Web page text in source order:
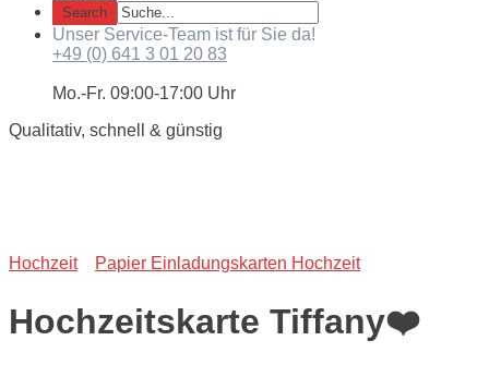
Unser Service-Team ist für Sie da!
+49 (0) 641 3 01 20 83
Mo.-Fr. 09:00-17:00 Uhr
Qualitativ, schnell & günstig
Hochzeit Papier Einladungskarten Hochzeit
Hochzeitskarte Tiffany❤️